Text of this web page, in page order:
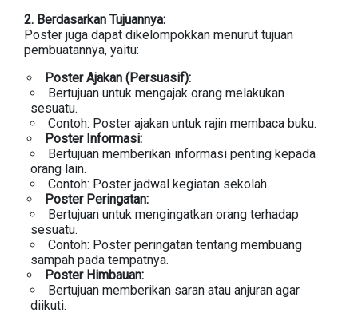
2. Berdasarkan Tujuannya:
Poster juga dapat dikelompokkan menurut tujuan
pembuatannya, yaitu:
Poster Ajakan (Persuasif):
Bertujuan untuk mengajak orang melakukan
sesuatu.
Contoh: Poster ajakan untuk rajin membaca buku.
Poster Informasi:
Bertujuan memberikan informasi penting kepada
orang lain.
Contoh: Poster jadwal kegiatan sekolah.
Poster Peringatan:
Bertujuan untuk mengingatkan orang terhadap
sesuatu.
Contoh: Poster peringatan tentang membuang
sampah pada tempatnya.
Poster Himbauan:
Bertujuan memberikan saran atau anjuran agar
diikuti.